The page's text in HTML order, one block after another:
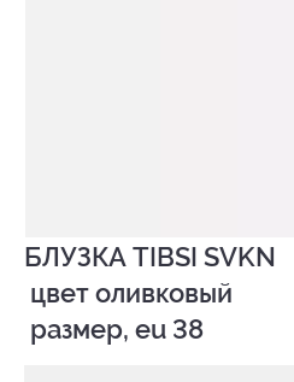
БЛУЗКА TIBSI SVKN
размер, eu 38